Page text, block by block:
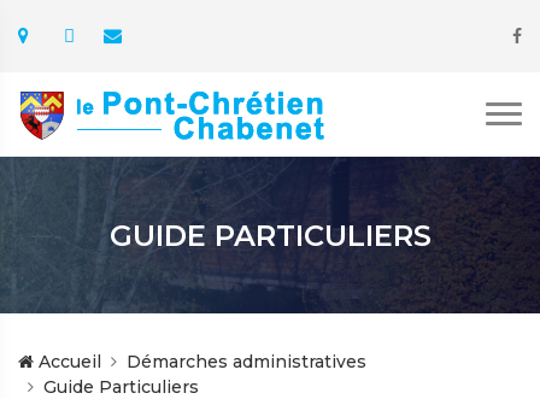
GUIDE PARTICULIERS
Accueil
Démarches administratives
Guide Particuliers